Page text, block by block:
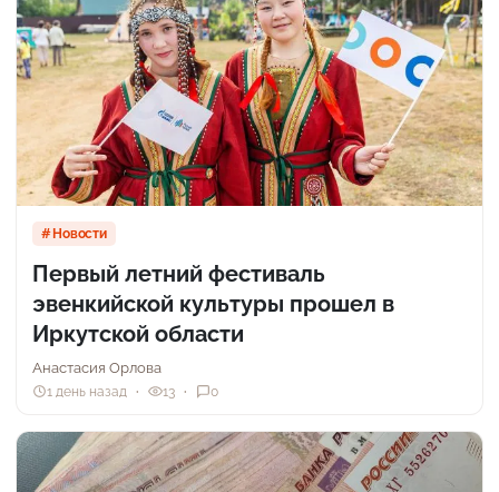
Новости
Первый летний фестиваль
эвенкийской культуры прошел в
Иркутской области
Анастасия Орлова
1 день назад 13 0